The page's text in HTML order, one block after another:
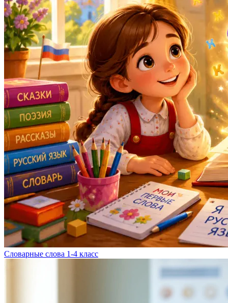
Словарные слова 1-4 класс